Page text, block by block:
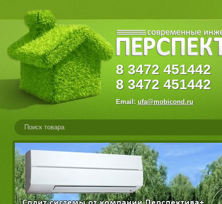
8 3472
8 3472 451442
Email: ufa@mobicond.ru